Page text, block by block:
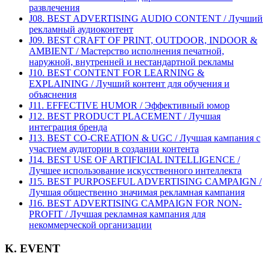
развлечения
J08. BEST ADVERTISING AUDIO CONTENT / Лучший
рекламный аудиоконтент
J09. BEST CRAFT OF PRINT, OUTDOOR, INDOOR &
AMBIENT / Мастерство исполнения печатной,
наружной, внутренней и нестандартной рекламы
J10. BEST CONTENT FOR LEARNING &
EXPLAINING / Лучший контент для обучения и
объяснения
J11. EFFECTIVE HUMOR / Эффективный юмор
J12. BEST PRODUCT PLACEMENT / Лучшая
интеграция бренда
J13. BEST CO-CREATION & UGC / Лучшая кампания с
участием аудитории в создании контента
J14. BEST USE OF ARTIFICIAL INTELLIGENCE /
Лучшее использование искусственного интеллекта
J15. BEST PURPOSEFUL ADVERTISING CAMPAIGN /
Лучшая общественно значимая рекламная кампания
J16. BEST ADVERTISING CAMPAIGN FOR NON-
PROFIT / Лучшая рекламная кампания для
некоммерческой организации
K. EVENT